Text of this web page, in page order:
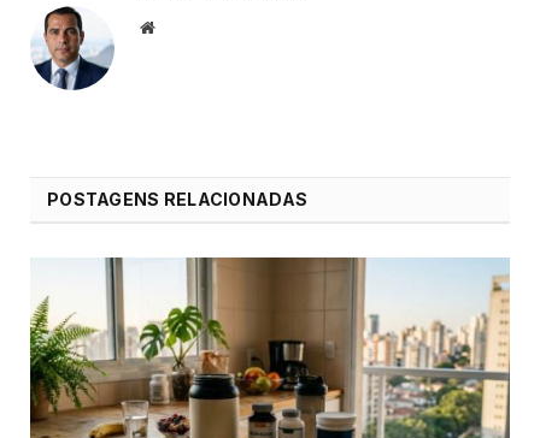
Website
POSTAGENS RELACIONADAS